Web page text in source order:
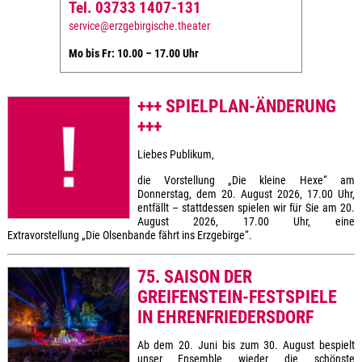
Tel. 03733 1407-131
service@erzgebirgische.theater
Mo bis Fr: 10.00 – 17.00 Uhr
+++ SPIELPLAN-ÄNDERUNG
+++
Liebes Publikum,
die Vorstellung „Die kleine Hexe“ am
Donnerstag, dem 20. August 2026, 17.00 Uhr,
entfällt – stattdessen spielen wir für Sie am 20.
August 2026, 17.00 Uhr, eine
Extravorstellung „Die Olsenbande fährt ins Erzgebirge“.
75. SAISON DER
GREIFENSTEIN-FESTSPIELE
IN EHRENFRIEDERSDORF
Ab dem 20. Juni bis zum 30. August bespielt